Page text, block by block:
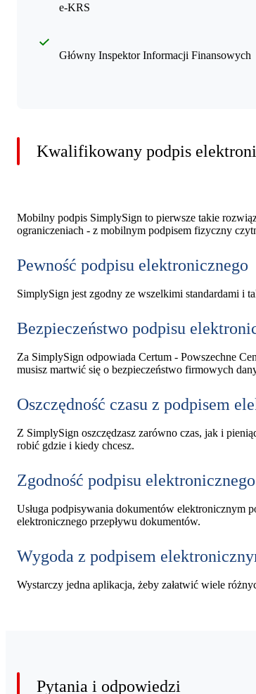
e-KRS
Główny Inspektor Informacji Finansowych
Kwalifikowany podpis
Mobilny podpis SimplySign to pierwsze takie
ograniczeniach - z mobilnym podpisem fizyczny
Pewność podpisu elektronicznego
SimplySign jest zgodny ze wszelkimi standardami i
Bezpieczeństwo podpisu
Za SimplySign odpowiada Certum - Powszechne
musisz martwić się o bezpieczeństwo firmowych
Oszczędność czasu z podpisem
Z SimplySign oszczędzasz zarówno czas, jak i
robić gdzie i kiedy chcesz.
Zgodność podpisu elektronicznego
Usługa podpisywania dokumentów elektronicznym
elektronicznego przepływu dokumentów.
Wygoda z podpisem
Wystarczy jedna aplikacja, żeby załatwić wiele
Pytania i odpowiedzi